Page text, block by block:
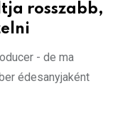
rosszabb,
- de ma
édesanyjaként